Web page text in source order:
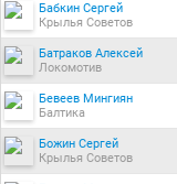
Бабкин Сергей
Крылья Советов
Батраков Алексей
Локомотив
Бевеев Мингиян
Балтика
Божин Сергей
Крылья Советов